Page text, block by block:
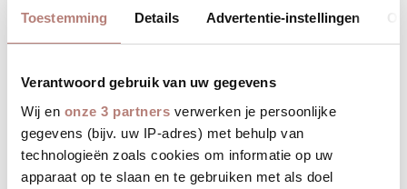
Toestemming Details Advertentie-instellingen
Verantwoord gebruik van uw gegevens
Wij en onze 3 partners verwerken je persoonlijke
gegevens (bijv. uw IP-adres) met behulp van
technologieën zoals cookies om informatie op uw
apparaat op te slaan en te gebruiken met als doel